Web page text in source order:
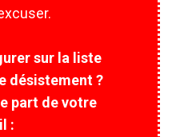
sur la liste
désistement ?
part de votre
: